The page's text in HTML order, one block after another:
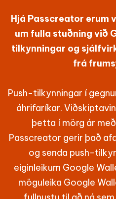
Hjá Passcreator erum
um fulla stuðning við
tilkynningar og
frá
Push-tilkynningar í
áhrifaríkar.
þetta í mörg ár
Passcreator gerir það
og senda push-
eiginleikum Google
möguleika Google